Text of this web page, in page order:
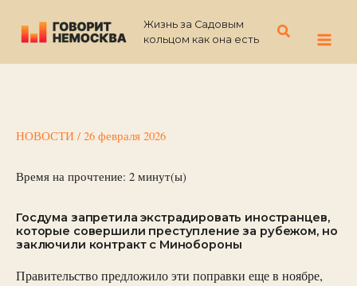
содержимому
Жизнь за Садовым
кольцом как она есть
Поиск
НОВОСТИ / 26 февраля 2026
Время на прочтение: 2 минут(ы)
Госдума запретила экстрадировать иностранцев,
которые совершили преступление за рубежом, но
заключили контракт с Минобороны
Правительство предложило эти поправки еще в ноябре,